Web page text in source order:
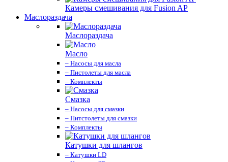
Камеры смешивания для Fusion AP
Маслораздача
Маслораздача
Масло
– Насосы для масла
– Пистолеты для масла
– Комплекты
Смазка
– Насосы для смазки
– Питстолеты для смазки
– Комплекты
Катушки для шлангов
– Катушки LD